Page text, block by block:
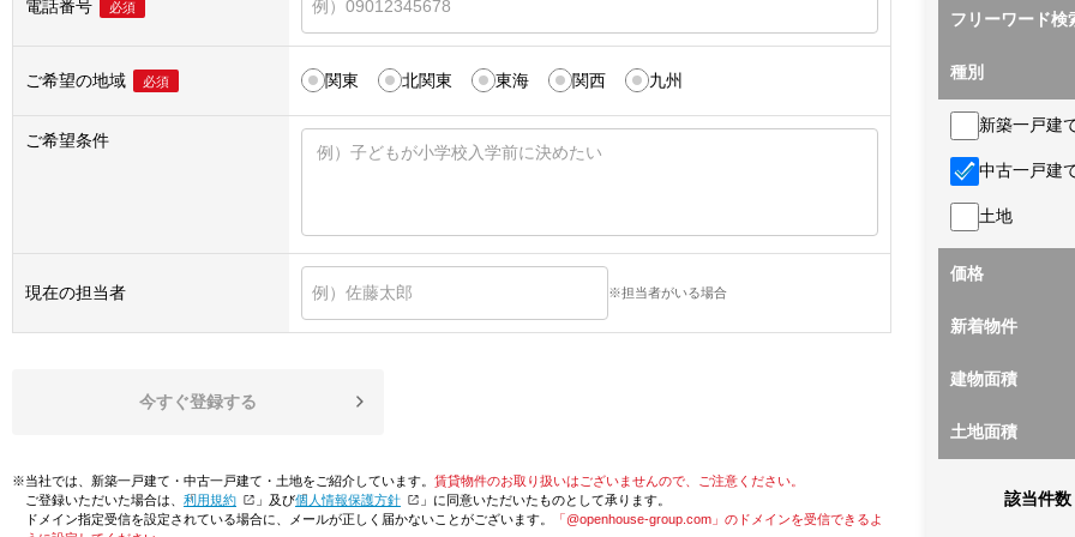
電話番号 必須
ご希望の地域 必須 関東 北関東 東海 関西 九州
ご希望条件
現在の担当者 ※担当者がいる場合
今すぐ登録する
※当社では、新築一戸建て・中古一戸建て・土地をご紹介しています。 賃貸物件のお取り扱いはございませんので、ご注意ください。
ご登録いただいた場合は、「利用規約 」及び「個人情報保護方針
」に同意いただいたものとして承ります。
ドメイン指定受信を設定されている場合に、メールが正しく届かないことがございます。
「@openhouse-group.com」のドメインを受信できるよ
フリーワード検
種別
新築一戸建
中古一戸建
土地
価格
新着物件
建物面積
土地面積
該当件数